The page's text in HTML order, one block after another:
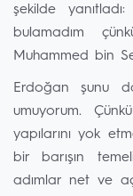
şekilde
bulamadım
Muhammed bin
Erdoğan şunu
umuyorum.
yapılarını yok
bir barışın
adımlar net ve